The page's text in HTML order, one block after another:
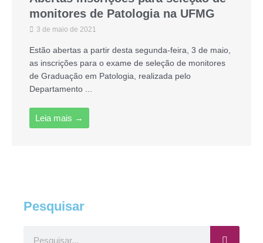
monitores de Patologia na UFMG
3 de maio de 2021
Estão abertas a partir desta segunda-feira, 3 de maio,
as inscrições para o exame de seleção de monitores
de Graduação em Patologia, realizada pelo
Departamento ...
Leia mais →
Pesquisar